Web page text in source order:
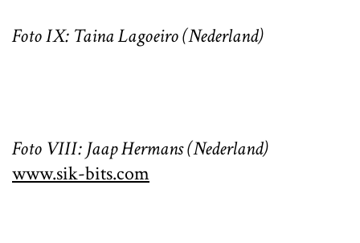
Foto IX: Taina Lagoeiro (Nederland)
Foto VIII: Jaap Hermans (Nederland)
www.sik-bits.com